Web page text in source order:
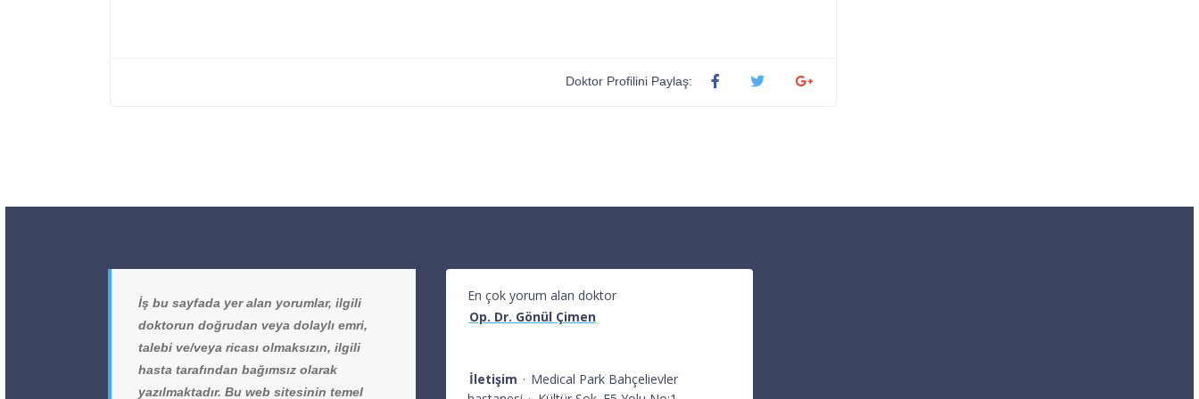
Doktor Profilini Paylaş:
İş bu sayfada yer alan yorumlar, ilgili
doktorun doğrudan veya dolaylı emri,
talebi ve/veya ricası olmaksızın, ilgili
hasta tarafından bağımsız olarak
yazılmaktadır. Bu web sitesinin temel
En çok yorum alan doktor
Op. Dr. Gönül Çimen
İletişim · Medical Park Bahçelievler